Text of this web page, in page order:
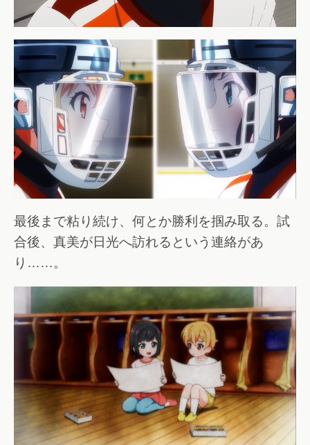
最後まで粘り続け、何とか勝利を掴み取る。試
合後、真美が日光へ訪れるという連絡があ
り……。